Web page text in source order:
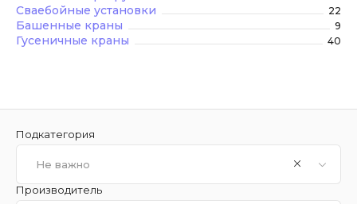
Сваебойные установки 22
Башенные краны 9
Гусеничные краны 40
Подкатегория
Не важно
Производитель